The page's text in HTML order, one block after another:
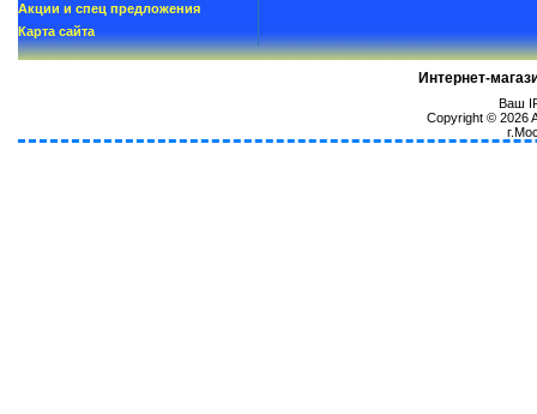
Акции и спец предложения
Карта сайта
Интернет-
Ваш
Copyright © 2026